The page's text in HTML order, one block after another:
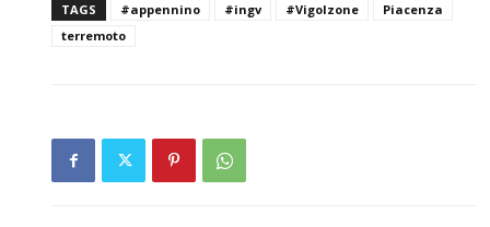
TAGS #appennino #ingv #Vigolzone
Piacenza
terremoto